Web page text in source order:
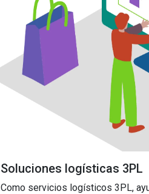
Soluciones logísticas 3PL
Como servicios logísticos 3PL,